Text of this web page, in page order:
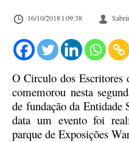
16/10/2018 l 09:38
O Circulo dos Escritores
comemorou nesta
de fundação da Entidade
data um evento foi
parque de Exposições